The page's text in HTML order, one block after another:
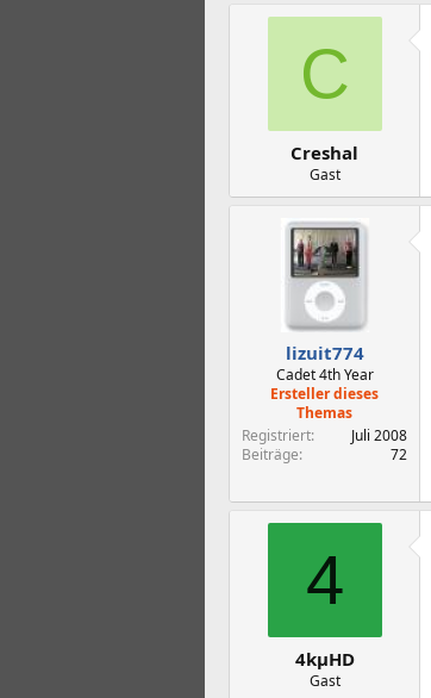
C
Creshal
Gast
lizuit774
Cadet 4th Year
Ersteller dieses
Themas
Registriert
Juli 2008
Beiträge
72
4
4kµHD
Gast